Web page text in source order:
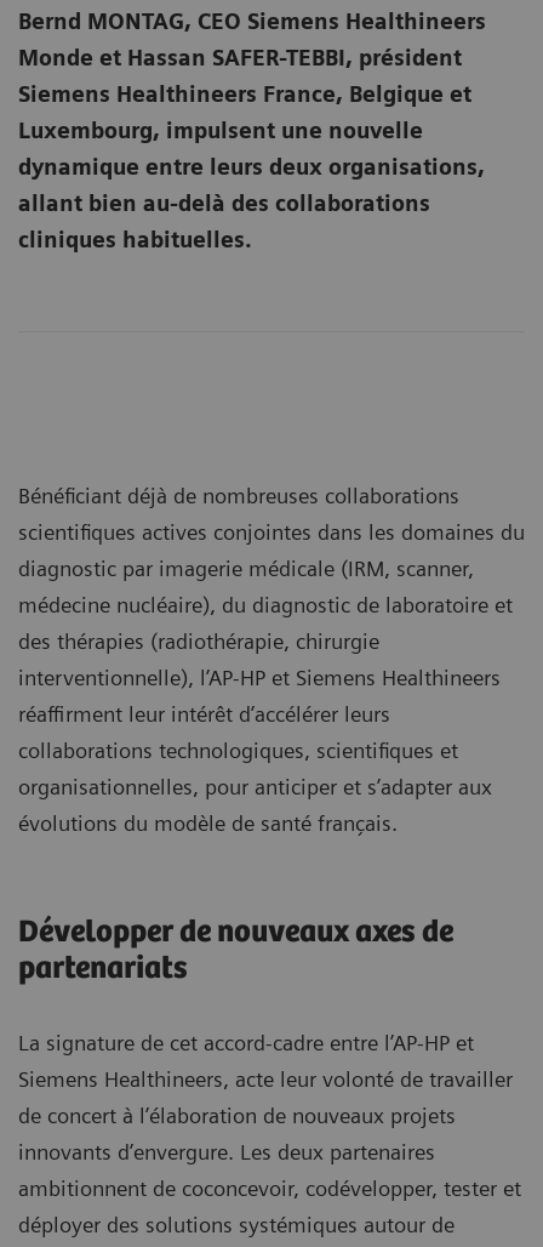
Bernd MONTAG, CEO Siemens Healthineers
Monde et Hassan SAFER-TEBBI, président
Siemens Healthineers France, Belgique et
Luxembourg, impulsent une nouvelle
dynamique entre leurs deux organisations,
allant bien au-delà des collaborations
cliniques habituelles.
Bénéficiant déjà de nombreuses collaborations
scientifiques actives conjointes dans les domaines du
diagnostic par imagerie médicale (IRM, scanner,
médecine nucléaire), du diagnostic de laboratoire et
des thérapies (radiothérapie, chirurgie
interventionnelle), l’AP-HP et Siemens Healthineers
réaffirment leur intérêt d’accélérer leurs
collaborations technologiques, scientifiques et
organisationnelles, pour anticiper et s’adapter aux
évolutions du modèle de santé français.
Développer de nouveaux axes de
partenariats
La signature de cet accord-cadre entre l’AP-HP et
Siemens Healthineers, acte leur volonté de travailler
de concert à l’élaboration de nouveaux projets
innovants d’envergure. Les deux partenaires
ambitionnent de coconcevoir, codévelopper, tester et
déployer des solutions systémiques autour de